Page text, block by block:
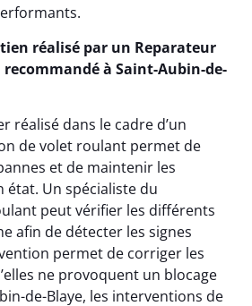
réalisé par un Reparateur
à Saint-Aubin-de-
réalisé dans le cadre d’un
de volet roulant permet de
et de maintenir les
état. Un spécialiste du
peut vérifier les différents
afin de détecter les signes
permet de corriger les
ne provoquent un blocage
de-Blaye, les interventions de